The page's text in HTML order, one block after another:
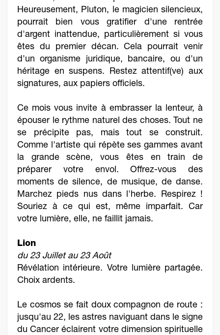
Heureusement, Pluton, le magicien silencieux,
pourrait bien vous gratifier d'une rentrée
d'argent inattendue, particulièrement si vous
êtes du premier décan. Cela pourrait venir
d'un organisme juridique, bancaire, ou d'un
héritage en suspens. Restez attentif(ve) aux
signatures, aux papiers officiels.
Ce mois vous invite à embrasser la lenteur, à
épouser le rythme naturel des choses. Tout ne
se précipite pas, mais tout se construit.
Comme l'artiste qui répète ses gammes avant
la grande scène, vous êtes en train de
préparer votre envol. Offrez-vous des
moments de silence, de musique, de danse.
Marchez pieds nus dans l'herbe. Respirez !
Souriez à ce qui est, même imparfait. Car
votre lumière, elle, ne faillit jamais.
Lion
du 23 Juillet au 23 Août
Révélation intérieure. Votre lumière partagée.
Choix ardents.
Le cosmos se fait doux compagnon de route :
jusqu'au 22, les astres naviguant dans le signe
du Cancer éclairent votre dimension spirituelle